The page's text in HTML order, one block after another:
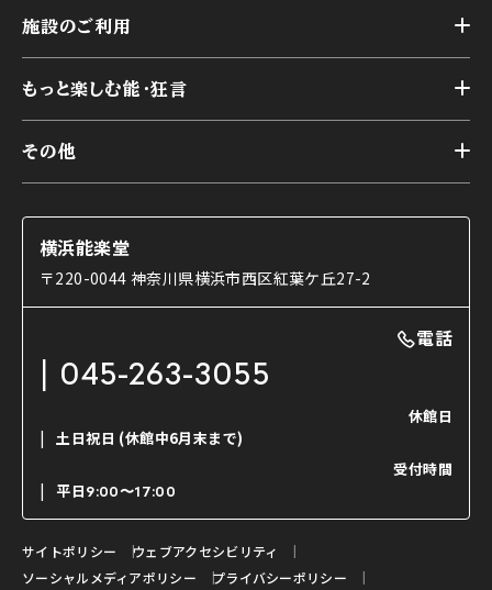
横浜能楽堂が取り組んだ事業
能舞台の歴史と特徴
様々なお客様に向けて
本舞台座席
交通アクセス
アーカイブ
施設のご利用
第二舞台
研修室
楽屋
ご利用の流れ
利用料金表
もっと楽しむ能・狂言
能舞台と演じ手
使用する道具
能・狂言の曲目説明
日本の古典芸能
その他
コラム
OTABISHO
チケット購入方法
ご寄附について
よくいただくご質問
お問い合わせ
横浜能楽堂
〒220-0044 神奈川県横浜市西区紅葉ケ丘27-2
電話
045-263-3055
休館日
土日祝日 (休館中6月末まで)
受付時間
平日9:00〜17:00
サイトポリシー
ウェブアクセシビリティ
ソーシャルメディアポリシー
プライバシーポリシー